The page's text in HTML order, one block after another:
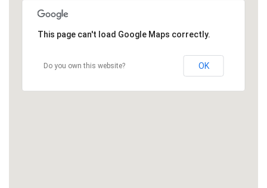
This page can't load Google Maps correctly.
Do you own this website? OK